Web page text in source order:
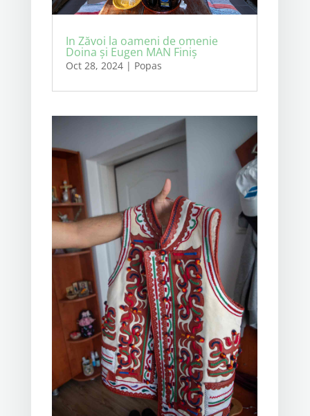
In Zăvoi la oameni de omenie
Doina și Eugen MAN Finiș
Oct 28, 2024| Popas